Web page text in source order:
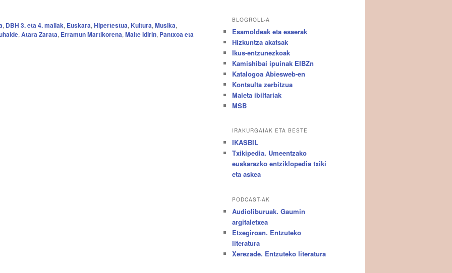
, DBH 3. eta 4. mailak, Euskara, Hipertestua, Kultura, Musika,
, Atara Zarata, Erramun Martikorena, Maite Idirin, Pantxoa eta
BLOGROLL-A
Esamoldeak eta esaerak
Hizkuntza akatsak
Ikus-entzunezkoak
Kamishibai ipuinak EIBZn
Katalogoa Abiesweb-en
Kontsulta zerbitzua
Maleta ibiltariak
MSB
IRAKURGAIAK ETA BESTE
IKASBIL
Txikipedia. Umeentzako
euskarazko entziklopedia txiki
eta askea
PODCAST-AK
Audioliburuak. Gaumin
argitaletxea
Etxegiroan. Entzuteko
literatura
Xerezade. Entzuteko literatura